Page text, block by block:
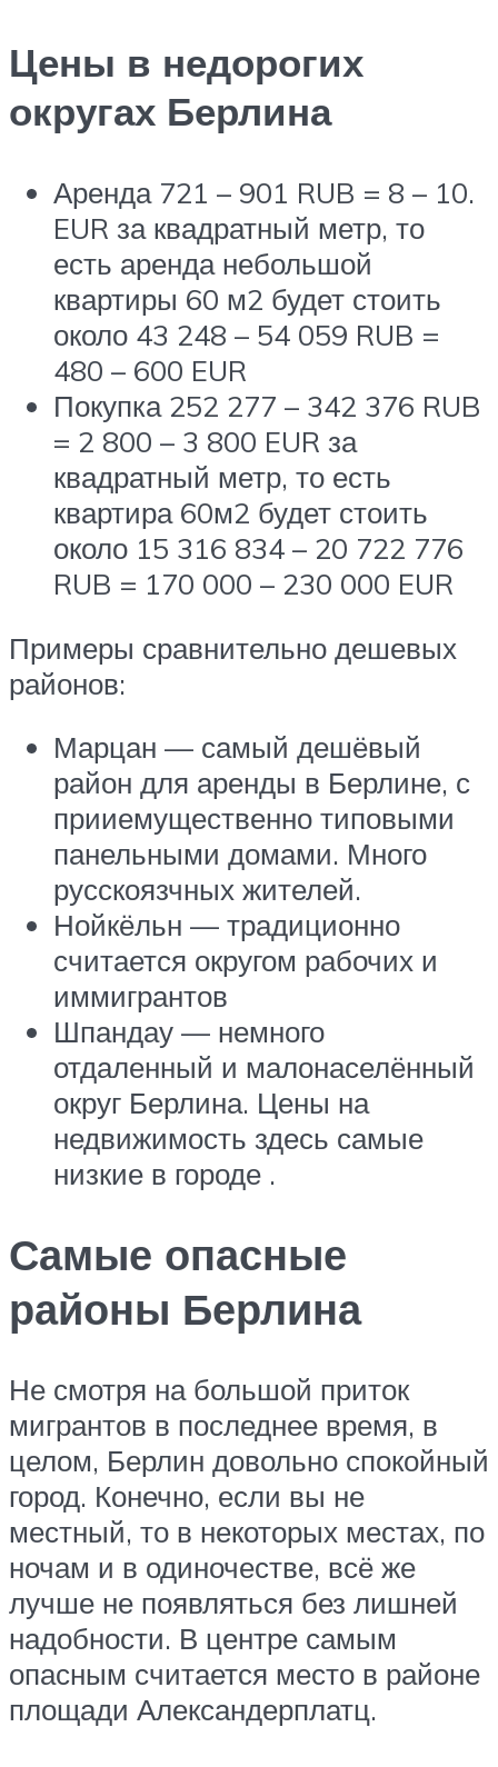
Цены в недорогих
округах Берлина
Аренда 721 – 901 RUB = 8 – 10.
EUR за квадратный метр, то
есть аренда небольшой
квартиры 60 м2 будет стоить
около 43 248 – 54 059 RUB =
480 – 600 EUR
Покупка 252 277 – 342 376 RUB
= 2 800 – 3 800 EUR за
квадратный метр, то есть
квартира 60м2 будет стоить
около 15 316 834 – 20 722 776
RUB = 170 000 – 230 000 EUR
Примеры сравнительно дешевых
районов:
Марцан — самый дешёвый
район для аренды в Берлине, с
прииемущественно типовыми
панельными домами. Много
русскоязчных жителей.
Нойкёльн — традиционно
считается округом рабочих и
иммигрантов
Шпандау — немного
отдаленный и малонаселённый
округ Берлина. Цены на
недвижимость здесь самые
низкие в городе .
Самые опасные
районы Берлина
Не смотря на большой приток
мигрантов в последнее время, в
целом, Берлин довольно спокойный
город. Конечно, если вы не
местный, то в некоторых местах, по
ночам и в одиночестве, всё же
лучше не появляться без лишней
надобности. В центре самым
опасным считается место в районе
площади Александерплатц.